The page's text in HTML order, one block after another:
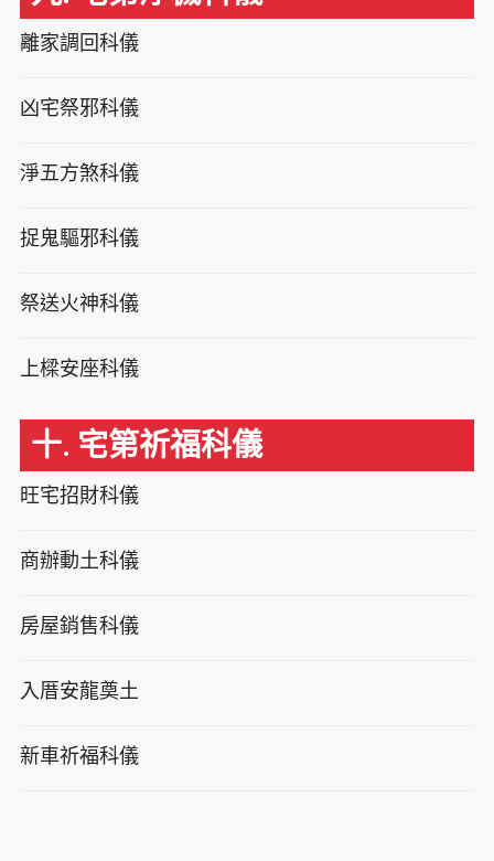
離家調回科儀
凶宅祭邪科儀
淨五方煞科儀
捉鬼驅邪科儀
祭送火神科儀
上樑安座科儀
十. 宅第祈福科儀
旺宅招財科儀
商辦動土科儀
房屋銷售科儀
入厝安龍奠土
新車祈福科儀